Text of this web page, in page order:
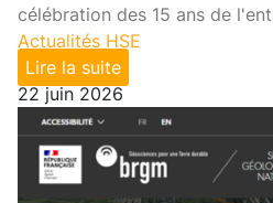
célébration des 15 ans de
Actualités HSE
Lire la suite
22 juin 2026